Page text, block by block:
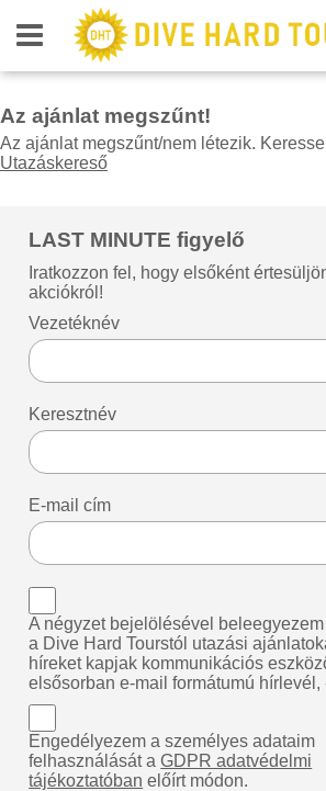
Az ajánlat megszűnt!
Az ajánlat megszűnt/nem létezik.
Utazáskereső
LAST MINUTE figyelő
Iratkozzon fel, hogy elsőként
akciókról!
Vezetéknév
Keresztnév
E-mail cím
A négyzet bejelölésével
a Dive Hard Tourstól utazási
híreket kapjak kommunikációs
elsősorban e-mail formátumú hírlevél,
Engedélyezem a személyes adataim
felhasználását aGDPR adatvédelmi
tájékoztatóban előírt módon.